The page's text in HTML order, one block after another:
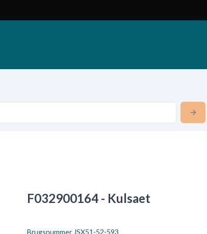
F032900164 - Kulsaet
Brugsnummer JSX51-52-593